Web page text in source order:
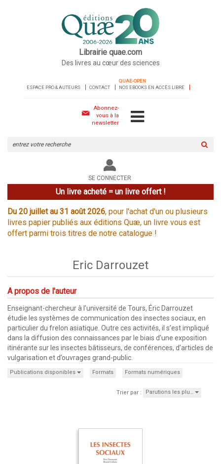
Librairie quae.com
Des livres au cœur des sciences
ESPACE PRO & AUTEURS CONTACT
QUAE-OPEN
NOS EBOOKS EN ACCÈS LIBRE
Abonnez-
vous à la
newsletter
le
site
SE CONNECTER
Un livre acheté = un livre offert !
Du 20 juillet au 31 août 2026, pour l'achat d'un ou plusieurs
livres papier publiés aux éditions Quæ, un livre vous est
offert parmi trois titres de notre catalogue !
Eric Darrouzet
A propos de l'auteur
Enseignant-chercheur à l’université de Tours, Éric Darrouzet
étudie les systèmes de communication des insectes sociaux, en
particulier du frelon asiatique. Outre ces activités, il s’est impliqué
dans la diffusion des connaissances par le biais d’une exposition
itinérante sur les insectes bâtisseurs, de conférences, d’articles de
vulgarisation et d’ouvrages grand-public.
Publications disponibles Formats Formats numériques
Trier par : Parutions les plu…